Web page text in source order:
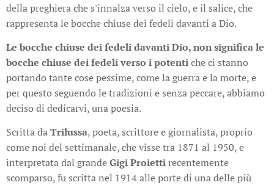
della preghiera che s'innalza verso il cielo, e il salice, che
rappresenta le bocche chiuse dei fedeli davanti a Dio.
Le bocche chiuse dei fedeli davanti Dio, non significa le
bocche chiuse dei fedeli verso i potentiche ci stanno
portando tante cose pessime, come la guerra e la morte, e
per questo seguendo le tradizioni e senza peccare, abbiamo
deciso di dedicarvi, una poesia.
Scritta daTrilussa, poeta, scrittore e giornalista, proprio
come noi del settimanale, che visse tra 1871 al 1950, e
interpretata dal grandeGigi Proiettirecentemente
scomparso, fu scritta nel 1914 alle porte di una delle più